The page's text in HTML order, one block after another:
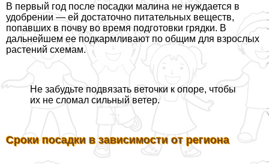
В первый год после посадки малина не нуждается в
удобрении — ей достаточно питательных веществ,
попавших в почву во время подготовки грядки. В
дальнейшем ее подкармливают по общим для взрослых
растений схемам.
Не забудьте подвязать веточки к опоре, чтобы
их не сломал сильный ветер.
Сроки посадки в зависимости от региона